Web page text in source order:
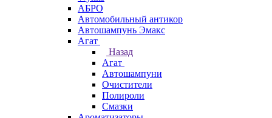
АБРО
Автомобильный антикор
Автошампунь Эмакс
Агат
Назад
Агат
Автошампуни
Очистители
Полироли
Смазки